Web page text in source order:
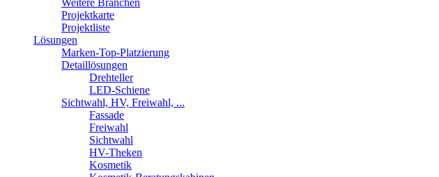
Weitere Branchen
Projektkarte
Projektliste
Lösungen
Marken-Top-Platzierung
Detaillösungen
Drehteller
LED-Schiene
Sichtwahl, HV, Freiwahl, ...
Fassade
Freiwahl
Sichtwahl
HV-Theken
Kosmetik